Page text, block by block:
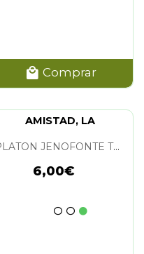
Comprar
AMISTAD, LA
PLATON JENOFONTE TEOFRASTO ARISTOTELES CICERON SENECA PLUTARCO
6,00€